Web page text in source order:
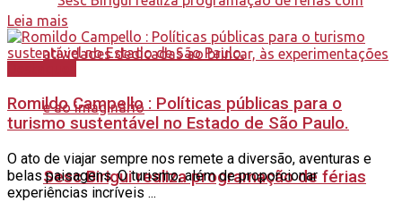
Sesc Birigui realiza programação de férias
Leia mais
Romildo Campello : Políticas públicas para o
turismo sustentável no Estado de São Paulo.
O ato de viajar sempre nos remete a diversão, aventuras e
belas paisagens. O turismo, além de proporcionar
experiências incríveis ...